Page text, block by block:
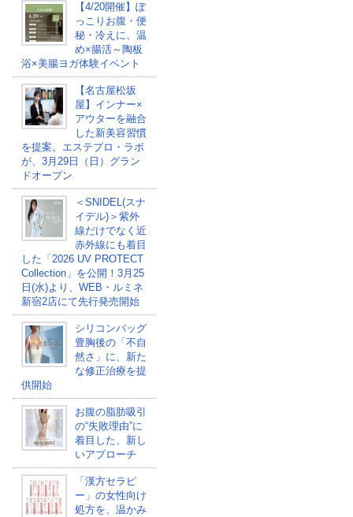
【4/20開催】ぽ
っこりお腹・便
秘・冷えに、温
め×腸活～陶板
浴×美腸ヨガ体験イベント
【名古屋松坂
屋】インナー×
アウターを融合
した新美容習慣
を提案。エステプロ・ラボ
が、3月29日（日）グラン
ドオープン
＜SNIDEL(スナ
イデル)＞紫外
線だけでなく近
赤外線にも着目
した「2026 UV PROTECT
Collection」を公開！3月25
日(水)より、WEB・ルミネ
新宿2店にて先行発売開始
シリコンバッグ
豊胸後の「不自
然さ」に、新た
な修正治療を提
供開始
お腹の脂肪吸引
の“失敗理由”に
着目した、新し
いアプローチ
「漢方セラピ
ー」の女性向け
処方を、温かみ